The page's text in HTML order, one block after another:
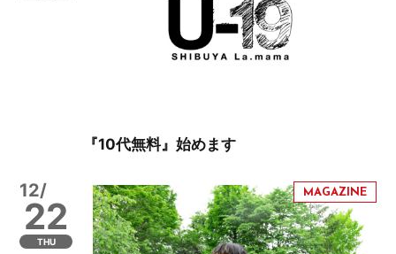
『10代無料』始めます
12/
22
THU